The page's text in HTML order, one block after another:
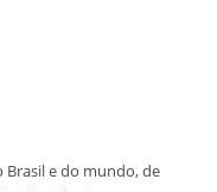
e do mundo, de